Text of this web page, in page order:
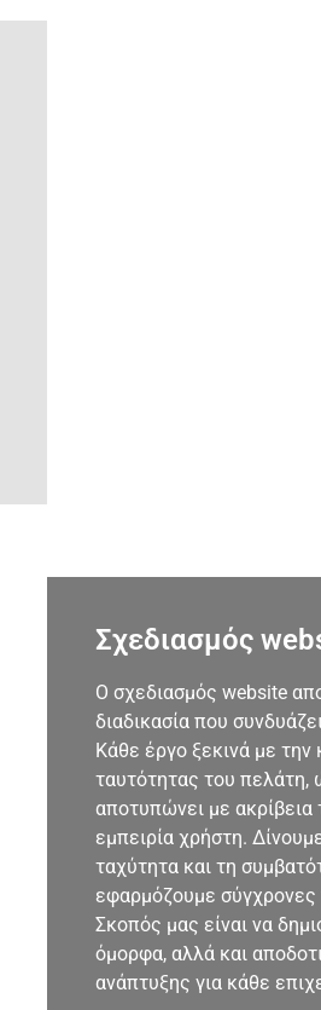
Σχεδιασμός
Ο σχεδιασμός website
διαδικασία που
Κάθε έργο ξεκινά με
ταυτότητας του πελάτη,
αποτυπώνει με ακρίβεια
εμπειρία χρήστη.
ταχύτητα και τη
εφαρμόζουμε σύγχρονες
Σκοπός μας είναι να
όμορφα, αλλά και
ανάπτυξης για κάθε